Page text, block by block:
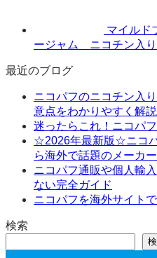
マイルド
ージャム ニコチン入り
最近のブログ
ニコパフのニコチン入
意点をわかりやすく解説
迷ったらこれ！ニコパ
☆2026年最新版☆ニコ
ら海外で話題のメーカ
ニコパフ通販や個人輸
ない完全ガイド
ニコパフを海外サイト
検索